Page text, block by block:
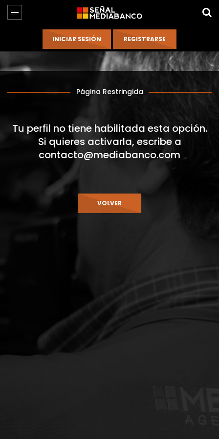
Página Restringida
Tu perfil no tiene habilitada esta opción.
Si quieres activarla, escribe a
contacto@mediabanco.com